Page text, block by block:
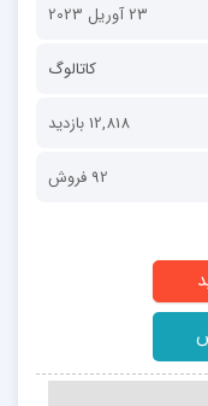
23 آوریل 2023
کاتالوگ
12,818 بازدید
92 فروش